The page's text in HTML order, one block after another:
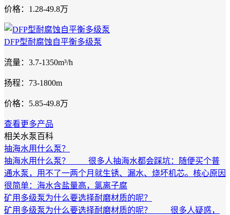
价格：1.28-49.8万
DFP型耐腐蚀自平衡多级泵
流量：3.7-1350m³/h
扬程：73-1800m
价格：5.85-49.8万
查看更多产品
相关水泵百科
抽海水用什么泵？
抽海水用什么泵？ 很多人抽海水都会踩坑：随便买个普
通水泵，用不了一两个月就生锈、漏水、烧坏机芯。核心原因
很简单：海水含盐量高，氯离子腐
矿用多级泵为什么要选择耐磨材质的呢？
矿用多级泵为什么要选择耐磨材质的呢？ 很多人疑惑，